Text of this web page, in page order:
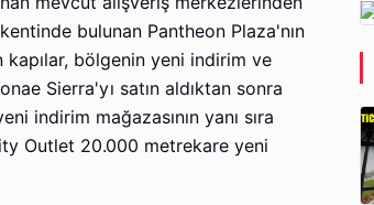
bulunan Pantheon Plaza'nın
kapılar, bölgenin yeni indirim ve
Sierra'yı satın aldıktan sonra
indirim mağazasının yanı sıra
Outlet 20.000 metrekare yeni